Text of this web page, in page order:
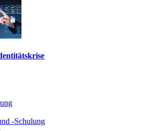
-Schulung